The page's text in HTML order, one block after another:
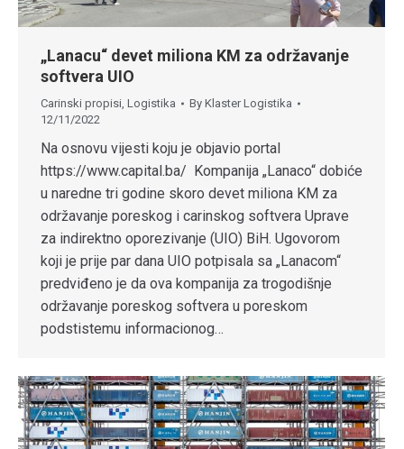
„Lanacu“ devet miliona KM za održavanje
softvera UIO
Carinski propisi Logistika By Klaster Logistika
12/11/2022
Na osnovu vijesti koju je objavio portal
https://www.capital.ba/ Kompanija „Lanaco“ dobiće
u naredne tri godine skoro devet miliona KM za
održavanje poreskog i carinskog softvera Uprave
za indirektno oporezivanje (UIO) BiH. Ugovorom
koji je prije par dana UIO potpisala sa „Lanacom“
predviđeno je da ova kompanija za trogodišnje
održavanje poreskog softvera u poreskom
podstistemu informacionog…